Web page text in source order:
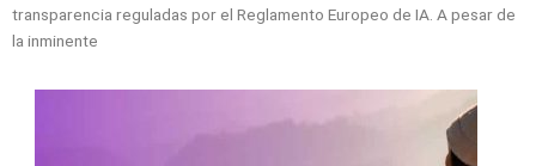
transparencia reguladas por el Reglamento Europeo de IA. A pesar de
la inminente